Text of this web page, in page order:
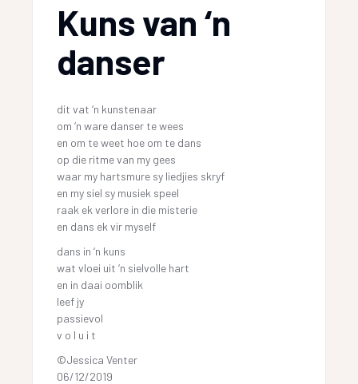
Kuns van ‘n
danser
dit vat ‘n kunstenaar
om ‘n ware danser te wees
en om te weet hoe om te dans
op die ritme van my gees
waar my hartsmure sy liedjies skryf
en my siel sy musiek speel
raak ek verlore in die misterie
en dans ek vir myself
dans in ‘n kuns
wat vloei uit ‘n sielvolle hart
en in daai oomblik
leef jy
passievol
v o l u i t
©Jessica Venter
06/12/2019